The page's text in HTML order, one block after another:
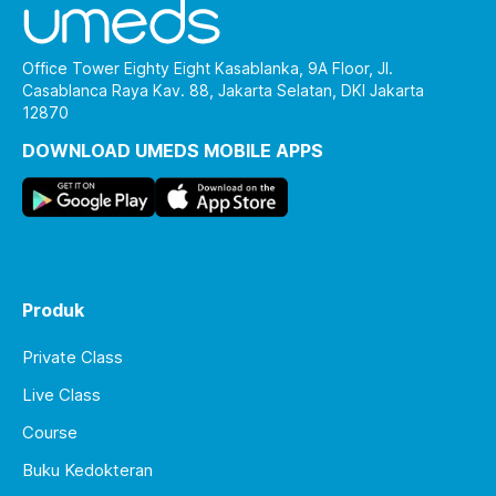
Office Tower Eighty Eight Kasablanka, 9A Floor, Jl.
Casablanca Raya Kav. 88, Jakarta Selatan, DKI Jakarta
12870
DOWNLOAD UMEDS MOBILE APPS
Produk
Private Class
Live Class
Course
Buku Kedokteran